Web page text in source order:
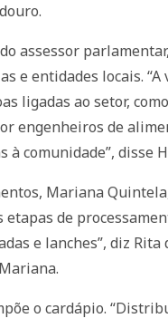
assessor
e entidades locais.
ligadas ao setor,
engenheiros de
à comunidade”, disse
Mariana
etapas de
e lanches”, diz
o cardápio.